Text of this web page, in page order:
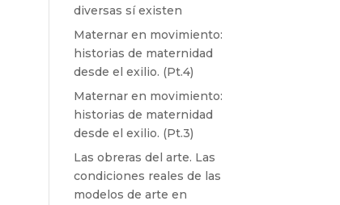
diversas sí existen
Maternar en movimiento:
historias de maternidad
desde el exilio. (Pt.4)
Maternar en movimiento:
historias de maternidad
desde el exilio. (Pt.3)
Las obreras del arte. Las
condiciones reales de las
modelos de arte en